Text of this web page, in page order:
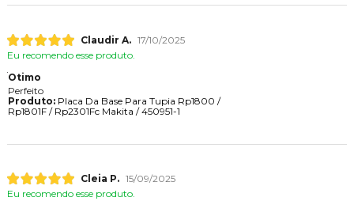
Claudir A. 17/10/2025
Eu recomendo esse produto.
Otimo
Perfeito
Produto:Placa Da Base Para Tupia Rp1800 /
Rp1801F / Rp2301Fc Makita / 450951-1
Cleia P. 15/09/2025
Eu recomendo esse produto.